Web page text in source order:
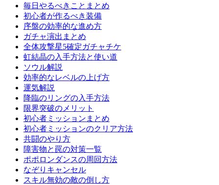
毎日やるべきことまとめ
初心者が作るべき装備
序盤の効率的な進め方
ガチャ演出まとめ
全体攻撃星5確定ガチャチケ
虹結晶の入手方法と使い道
ソウル解説
効率的なレベルの上げ方
運気解説
降臨のリングの入手方法
限界突破のメリット
初心者ミッションまとめ
初心者ミッションのクリア方法
共闘のやり方
障害物と罠の対策一覧
ポポロンダンスの周回方法
なぞりキャンセル
スキル無効の敵の倒し方